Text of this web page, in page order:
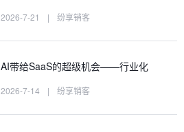
2026-7-21 | 纷享销客
AI带给SaaS的超级机会——行业化
2026-7-14 | 纷享销客